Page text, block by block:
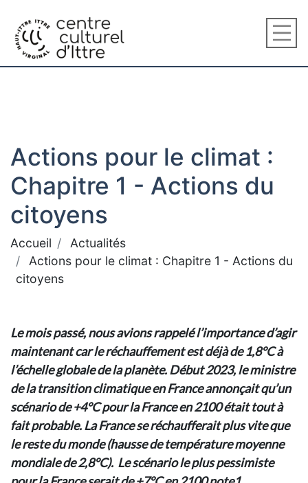
Actions pour le climat :
Chapitre 1 - Actions du
citoyens
Accueil
Actualités
Actions pour le climat : Chapitre 1 - Actions du
citoyens
Le mois passé, nous avions rappelé l’importance d’agir
maintenant car le réchauffement est déjà de 1,8°C à
l’échelle globale de la planète. Début 2023, le ministre
de la transition climatique en France annonçait qu’un
scénario de +4°C pour la France en 2100 était tout à
fait probable. La France se réchaufferait plus vite que
le reste du monde (hausse de température moyenne
mondiale de 2,8°C). Le scénario le plus pessimiste